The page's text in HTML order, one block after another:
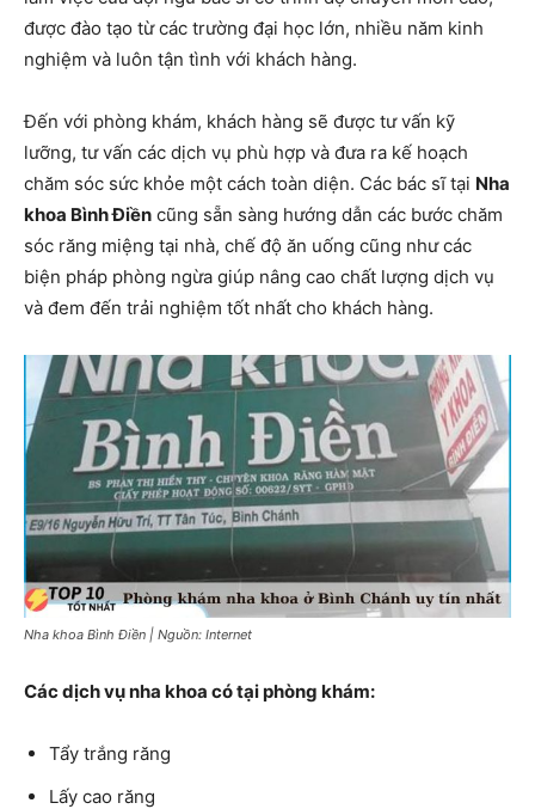
được đào tạo từ các trường đại học lớn, nhiều năm kinh
nghiệm và luôn tận tình với khách hàng.
Đến với phòng khám, khách hàng sẽ được tư vấn kỹ
lưỡng, tư vấn các dịch vụ phù hợp và đưa ra kế hoạch
chăm sóc sức khỏe một cách toàn diện. Các bác sĩ tại Nha
khoa Bình Điền cũng sẵn sàng hướng dẫn các bước chăm
sóc răng miệng tại nhà, chế độ ăn uống cũng như các
biện pháp phòng ngừa giúp nâng cao chất lượng dịch vụ
và đem đến trải nghiệm tốt nhất cho khách hàng.
Nha khoa Bình Điền | Nguồn: Internet
Các dịch vụ nha khoa có tại phòng khám:
Tẩy trắng răng
Lấy cao răng